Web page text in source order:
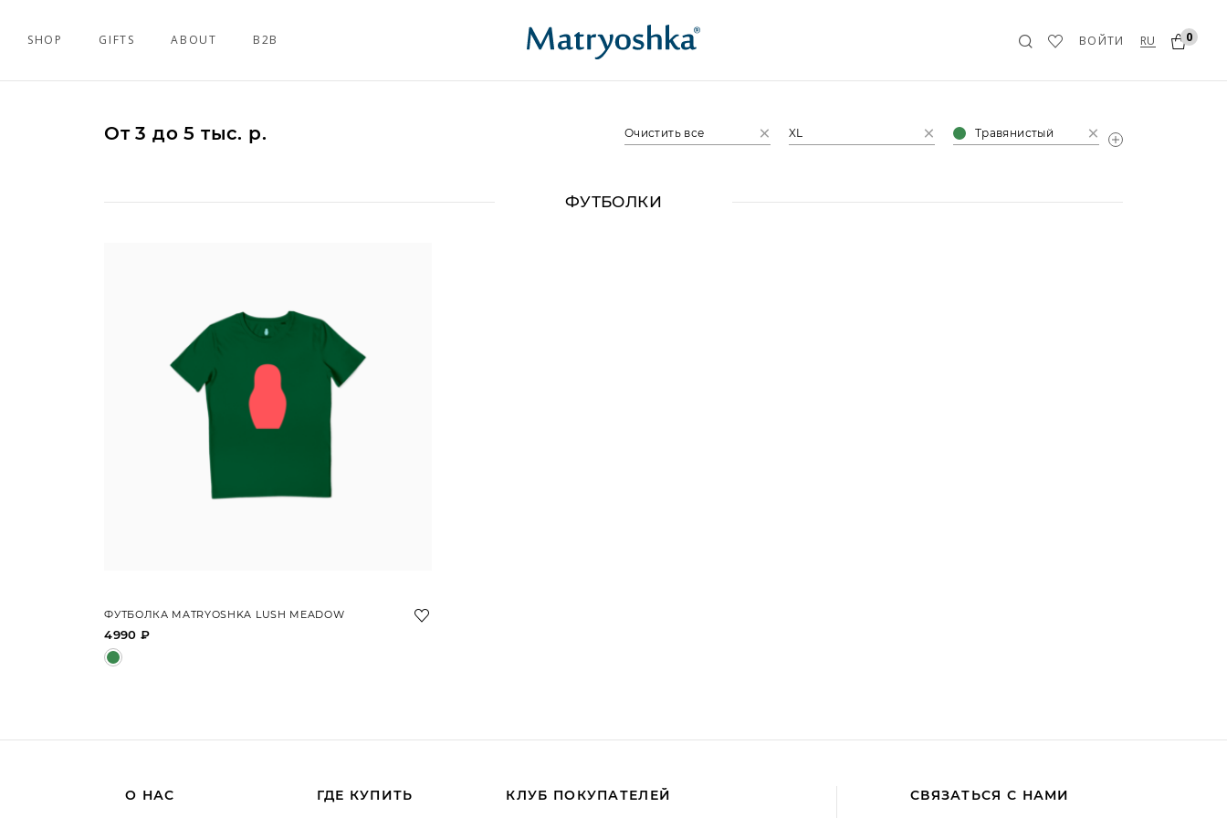
SHOP GIFTS ABOUT B2B ВОЙТИ RU 0
От 3 до 5 тыс. р. Очистить все XL Травянистый
ФУТБОЛКИ
ФУТБОЛКА MATRYOSHKA LUSH MEADOW
4990 ₽
О НАС ГДЕ КУПИТЬ КЛУБ ПОКУПАТЕЛЕЙ СВЯЗАТЬСЯ С НАМИ